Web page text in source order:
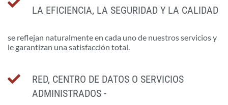
LA EFICIENCIA, LA SEGURIDAD Y LA CALIDAD
se reflejan naturalmente en cada uno de nuestros servicios y
le garantizan una satisfacción total.
RED, CENTRO DE DATOS O SERVICIOS
ADMINISTRADOS -